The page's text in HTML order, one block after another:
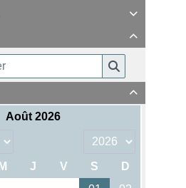


